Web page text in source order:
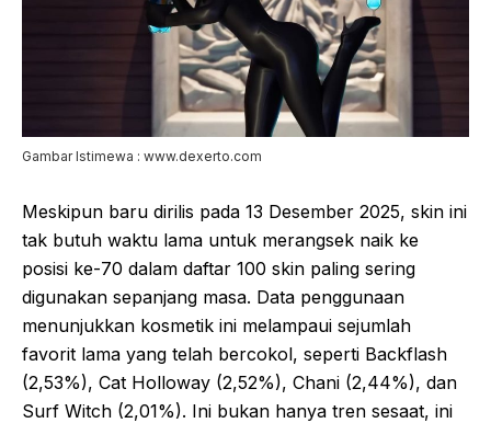
Gambar Istimewa : www.dexerto.com
Meskipun baru dirilis pada 13 Desember 2025, skin ini
tak butuh waktu lama untuk merangsek naik ke
posisi ke-70 dalam daftar 100 skin paling sering
digunakan sepanjang masa. Data penggunaan
menunjukkan kosmetik ini melampaui sejumlah
favorit lama yang telah bercokol, seperti Backflash
(2,53%), Cat Holloway (2,52%), Chani (2,44%), dan
Surf Witch (2,01%). Ini bukan hanya tren sesaat, ini